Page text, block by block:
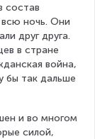
состав
всю ночь. Они
друг друга.
в стране
война,
бы так дальше
и во многом
силой,